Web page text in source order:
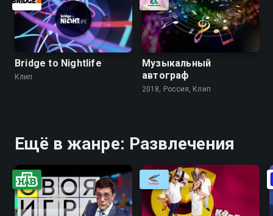
Bridge to Nightlife
Клип
Музыкальный
автограф
2018, Россия, Клип
Ещё в жанре: Развлечения